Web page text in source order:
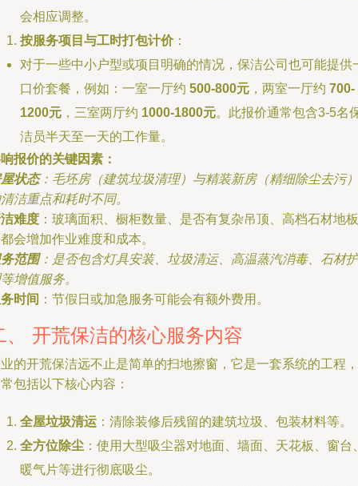
会相应调整。
按服务项目与工时打包计价：
对于一些中小户型或项目明确的情况，保洁公司也可能提供
口价套餐，例如：一室一厅约 500-800元 ，两室一厅约 700-
1200元 ，三室两厅约 1000-1800元。此报价通常包含3-5名
洁员半天至一天的工作量。
报价的关键因素：
状态：毛坯房（建筑垃圾清理）与精装新房（精细除尘去污）
洁重点和耗时不同。
难度 ：玻璃面积、橱柜数量、是否有复杂吊顶、高档石材地板
会增加作业难度和成本。
范围：是否包含灯具安装、垃圾清运、高温蒸汽消毒、石材护
增值服务。
时间 ：节假日或加急服务可能会有额外费用。
、 开荒保洁的核心服务内容
的开荒保洁远不止是简单的扫地擦窗，它是一套系统的工程，
包括以下核心内容：
全屋垃圾清运 ：清除装修后残留的建筑垃圾、包装材料等。
全方位除尘 ：使用大型吸尘器对地面、墙面、天花板、窗台
暖气片等进行彻底吸尘。